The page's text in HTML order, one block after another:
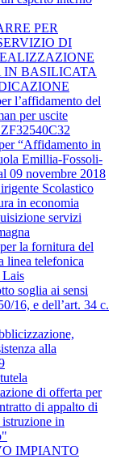
PER
DI
IN BASILICATA
l’affidamento del
per uscite
“Affidamento in
Emillia-Fossoli-
09 novembre 2018
Scolastico
in economia
servizi
la fornitura del
linea telefonica
Lais
soglia ai sensi
16, e dell’art. 34 c.
alla
di offerta per
di appalto di
in
IMPIANTO